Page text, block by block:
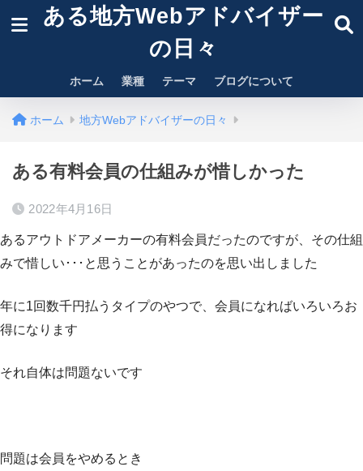
ある地方Webアドバイザー
の日々
ホーム 業種 テーマ ブログについて
ホーム 地方Webアドバイザーの日々
ある有料会員の仕組みが惜しかった
2022年4月16日
あるアウトドアメーカーの有料会員だったのですが、その仕組
みで惜しい･･･と思うことがあったのを思い出しました
年に1回数千円払うタイプのやつで、会員になればいろいろお
得になります
それ自体は問題ないです
問題は会員をやめるとき